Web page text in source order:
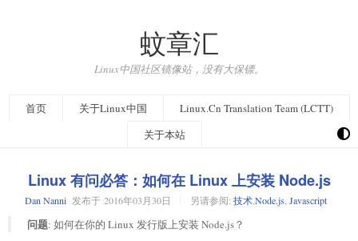
蚊章汇
Linux中国社区镜像站，没有大保镖。
首页 关于Linux中国
Linux.Cn Translation Team (LCTT)
关于本站
Linux 有问必答：如何在 Linux 上安装 Node.js
Dan Nanni 发布于 2016年03月30日 另请参阅: 技术Node.js Javascript
问题: 如何在你的 Linux 发行版上安装 Node.js？